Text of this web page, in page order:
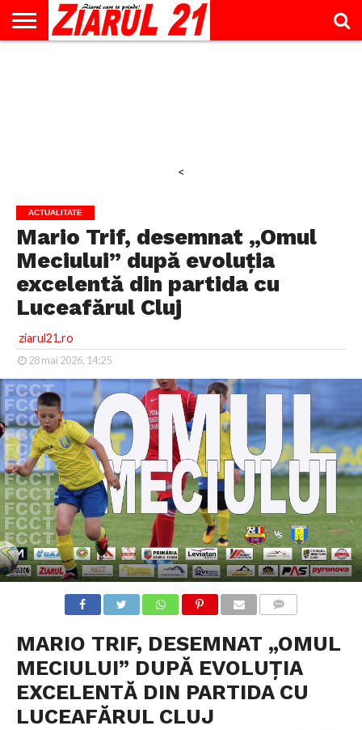
<
ACTUALITATE
Mario Trif, desemnat „Omul
Meciului” după evoluția
excelentă din partida cu
Luceafărul Cluj
ziarul21.ro
28 mai 2026, 14:25
MARIO TRIF, DESEMNAT „OMUL
MECIULUI” DUPĂ EVOLUȚIA
EXCELENTĂ DIN PARTIDA CU
LUCEAFĂRUL CLUJ